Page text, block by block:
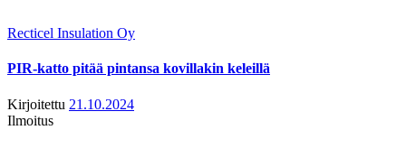
Recticel Insulation Oy
PIR-katto pitää pintansa kovillakin keleillä
Kirjoitettu 21.10.2024
Ilmoitus